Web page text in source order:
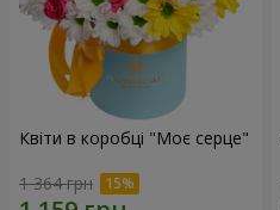
Квіти в коробці "Моє серце"
1 364 грн